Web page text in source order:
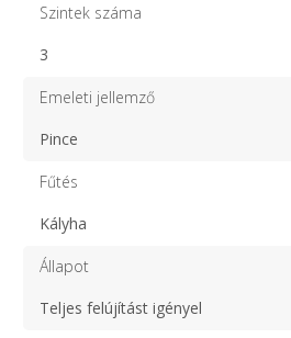
Szintek száma
3
Emeleti jellemző
Pince
Fűtés
Kályha
Állapot
Teljes felújítást igényel